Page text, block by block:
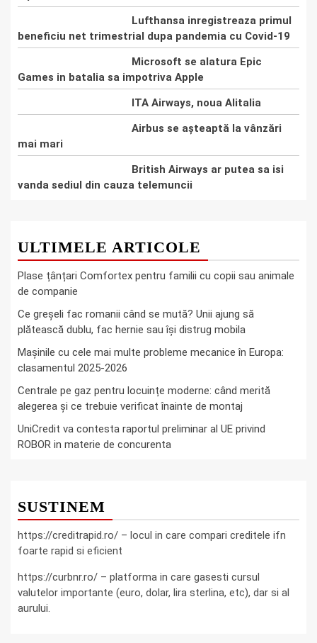
Lufthansa inregistreaza primul
beneficiu net trimestrial dupa pandemia cu Covid-19
Microsoft se alatura Epic
Games in batalia sa impotriva Apple
ITA Airways, noua Alitalia
Airbus se așteaptă la vânzări
mai mari
British Airways ar putea sa isi
vanda sediul din cauza telemuncii
ULTIMELE ARTICOLE
Plase țânțari Comfortex pentru familii cu copii sau animale
de companie
Ce greşeli fac romanii când se mută? Unii ajung să
plătească dublu, fac hernie sau îşi distrug mobila
Mașinile cu cele mai multe probleme mecanice în Europa:
clasamentul 2025-2026
Centrale pe gaz pentru locuințe moderne: când merită
alegerea și ce trebuie verificat înainte de montaj
UniCredit va contesta raportul preliminar al UE privind
ROBOR in materie de concurenta
SUSTINEM
https://creditrapid.ro/ – locul in care compari creditele ifn
foarte rapid si eficient
https://curbnr.ro/ – platforma in care gasesti cursul
valutelor importante (euro, dolar, lira sterlina, etc), dar si al
aurului.